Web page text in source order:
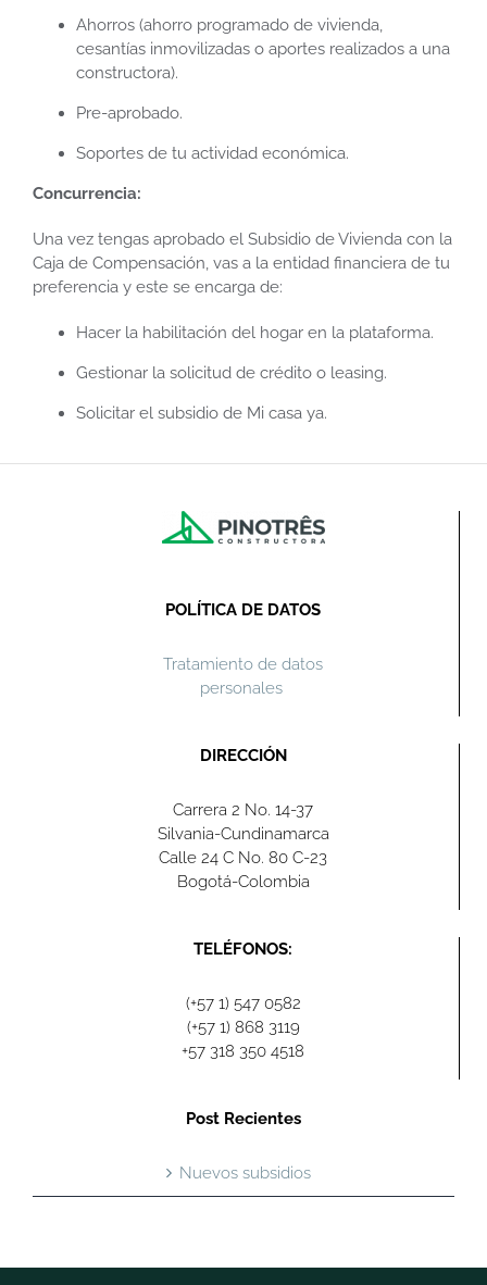
Ahorros (ahorro programado de vivienda,
cesantías inmovilizadas o aportes realizados a una
constructora).
Pre-aprobado.
Soportes de tu actividad económica.
Concurrencia:
Una vez tengas aprobado el Subsidio de Vivienda con la
Caja de Compensación, vas a la entidad financiera de tu
preferencia y este se encarga de:
Hacer la habilitación del hogar en la plataforma.
Gestionar la solicitud de crédito o leasing.
Solicitar el subsidio de Mi casa ya.
POLÍTICA DE DATOS
Tratamiento de datos
personales
DIRECCIÓN
Carrera 2 No. 14-37
Silvania-Cundinamarca
Calle 24 C No. 80 C-23
Bogotá-Colombia
TELÉFONOS:
(+57 1) 547 0582
(+57 1) 868 3119
+57 318 350 4518
Post Recientes
Nuevos subsidios